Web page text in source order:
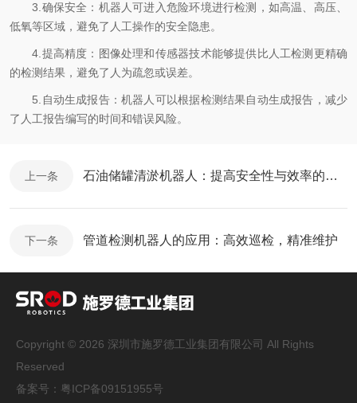
3.确保安全：机器人可进入危险环境进行检测，如高温、高压、
低氧等区域，避免了人工操作的安全隐患。
4.提高精度：图像处理和传感器技术能够提供比人工检测更精确
的检测结果，避免了人为疏忽或误差。
5.自动生成报告：机器人可以根据检测结果自动生成报告，减少
了人工报告编写的时间和错误风险。
上一条 石油储罐清淤机器人：提高安全性与效率的关键
下一条 管道检测机器人的应用：高效巡检，精准维护
Copyright © 2026 深圳市施罗德工业集团有限公司 All Rights
Reserved
备案号： 粤ICP备09151955号